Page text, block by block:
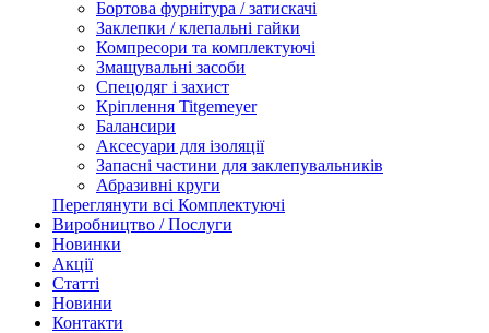
Бортова фурнітура / затискачі
Заклепки / клепальні гайки
Компресори та комплектуючі
Змащувальні засоби
Спецодяг і захист
Кріплення Titgemeyer
Балансири
Аксесуари для ізоляції
Запасні частини для заклепувальників
Абразивні круги
Переглянути всі Комплектуючі
Виробництво / Послуги
Новинки
Акції
Статті
Новини
Контакти